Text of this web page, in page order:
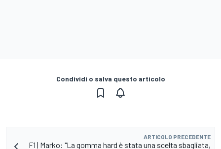
Condividi o salva questo articolo
ARTICOLO PRECEDENTE
F1 | Marko: "La gomma hard è stata una scelta sbagliata,